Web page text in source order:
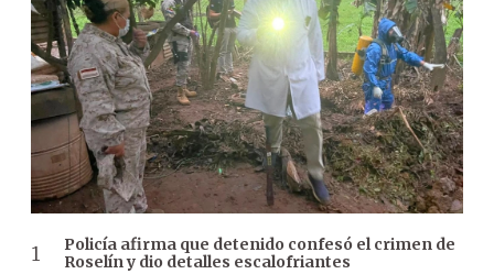
Policía afirma que detenido confesó el crimen de
Roselín y dio detalles escalofriantes